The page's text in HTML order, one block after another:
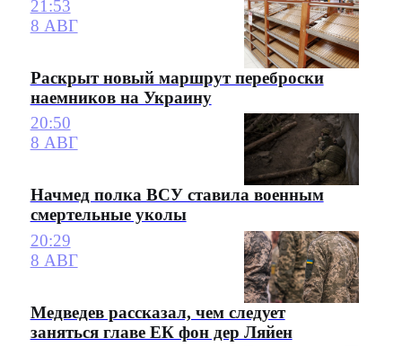
21:53
8 АВГ
Раскрыт новый маршрут переброски
наемников на Украину
20:50
8 АВГ
Начмед полка ВСУ ставила военным
смертельные уколы
20:29
8 АВГ
Медведев рассказал, чем следует
заняться главе ЕК фон дер Ляйен